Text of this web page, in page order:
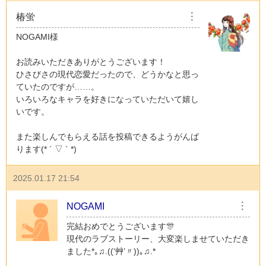
椿蛍 ︙
NOGAMI様
お読みいただきありがとうございます！
ひさびさの現代恋愛だったので、どうかなと思っ
ていたのですが……。
いろいろなキャラを好きになっていただいて嬉し
いです。
また楽しんでもらえる話を投稿できるようがんば
ります(* ´ ▽ ` *)
2025.01.17 21:54
NOGAMI ︙
完結おめでとうございます🎊
現代のラブストーリー、大変楽しませていただき
ました*｡♫.((‘艸’〃))｡♫.*